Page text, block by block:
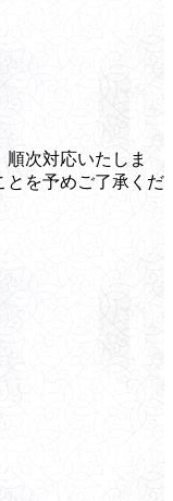
次対応いたしま
とを予めご了承くだ